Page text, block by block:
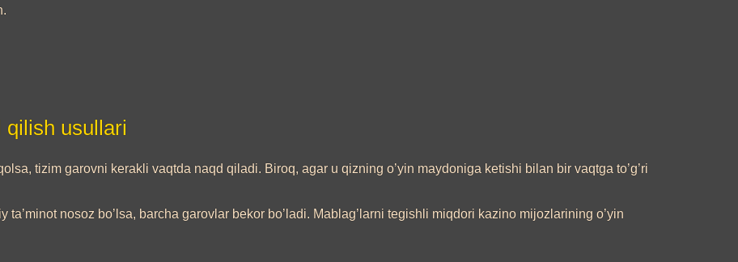
qilish usullari
tizim garovni kerakli vaqtda naqd qiladi. Biroq, agar u qizning o’yin maydoniga ketishi bilan bir vaqtga to’g’ri
nosoz bo’lsa, barcha garovlar bekor bo’ladi. Mablag’larni tegishli miqdori kazino mijozlarining o’yin